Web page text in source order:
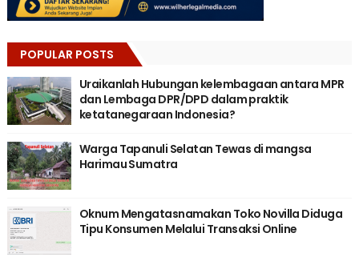
POPULAR POSTS
Uraikanlah Hubungan kelembagaan antara MPR
dan Lembaga DPR/DPD dalam praktik
ketatanegaraan Indonesia?
Warga Tapanuli Selatan Tewas di mangsa
Harimau Sumatra
Oknum Mengatasnamakan Toko Novilla Diduga
Tipu Konsumen Melalui Transaksi Online